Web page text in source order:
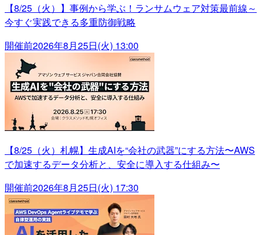
【8/25（火）】事例から学ぶ！ランサムウェア対策最前線～
今すぐ実践できる多重防御戦略
開催前2026年8月25日(火) 13:00
【8/25（火）札幌】生成AIを“会社の武器”にする方法〜AWS
で加速するデータ分析と、安全に導入する仕組み〜
開催前2026年8月25日(火) 17:30